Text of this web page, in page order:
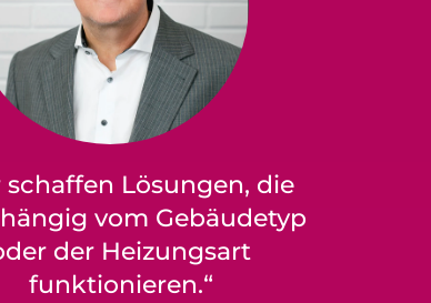
schaffen Lösungen, die
vom Gebäudetyp
der Heizungsart
funktionieren.“